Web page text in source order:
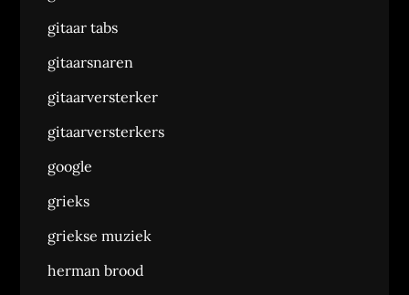
gitaar tabs
gitaarsnaren
gitaarversterker
gitaarversterkers
google
grieks
griekse muziek
herman brood